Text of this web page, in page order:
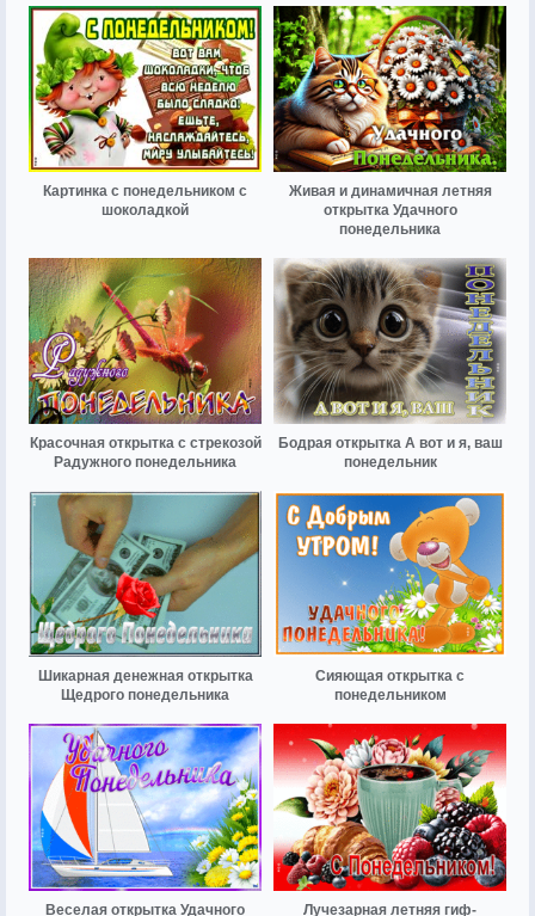
Картинка с понедельником с
шоколадкой
Живая и динамичная летняя
открытка Удачного
понедельника
Красочная открытка с стрекозой
Радужного понедельника
Бодрая открытка А вот и я, ваш
понедельник
Шикарная денежная открытка
Щедрого понедельника
Сияющая открытка с
понедельником
Веселая открытка Удачного Лучезарная летняя гиф-